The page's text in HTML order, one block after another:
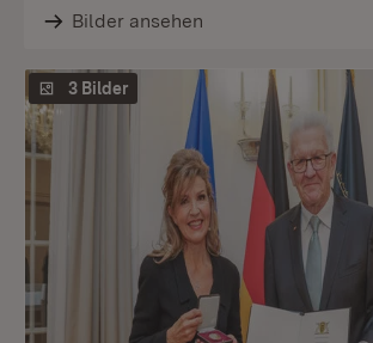
Bilder ansehen
3 Bilder